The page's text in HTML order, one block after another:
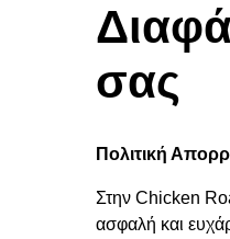
σας
Πολιτική
Στην Chicken
ασφαλή και